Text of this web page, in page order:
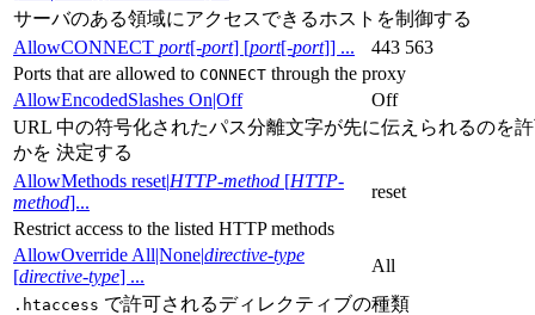
サーバのある領域にアクセスできるホストを制御する
AllowCONNECT port[-port] [port[-port]] ...
443 563
Ports that are allowed to CONNECT through the proxy
AllowEncodedSlashes On|Off
Off
URL 中の符号化されたパス分離文字が先に伝えられるのを
かを 決定する
AllowMethods reset|HTTP-method [HTTP-
method]...
reset
Restrict access to the listed HTTP methods
AllowOverride All|None|directive-type
[directive-type] ...
All
.htaccess で許可されるディレクティブの種類